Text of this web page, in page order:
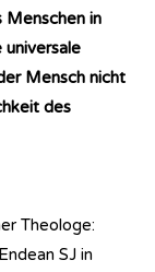
Menschen in
universale
Mensch nicht
des
Theologe:
SJ in